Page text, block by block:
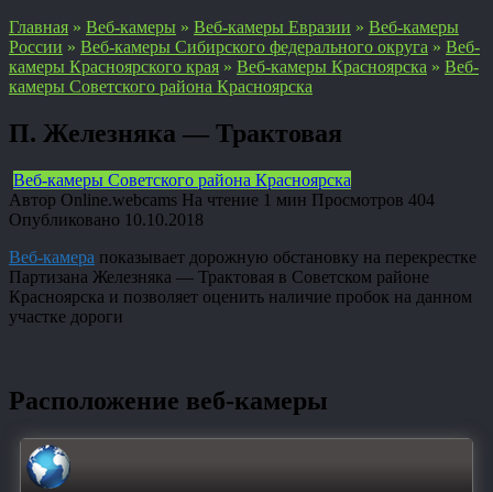
Главная » Веб-камеры » Веб-камеры Евразии » Веб-камеры
России » Веб-камеры Сибирского федерального округа » Веб-
камеры Красноярского края » Веб-камеры Красноярска » Веб-
камеры Советского района Красноярска
П. Железняка — Трактовая
Веб-камеры Советского района Красноярска
Автор Online.webcams На чтение 1 мин Просмотров 404
Опубликовано 10.10.2018
Веб-камера показывает дорожную обстановку на перекрестке
Партизана Железняка — Трактовая в Советском районе
Красноярска и позволяет оценить наличие пробок на данном
участке дороги
Расположение веб-камеры